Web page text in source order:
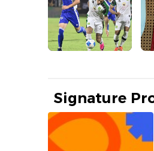
Signature